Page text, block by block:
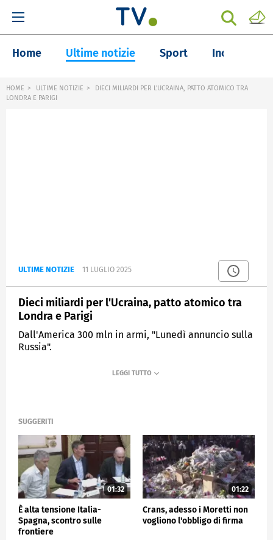
Home Ultime notizie Sport Inchieste
HOME ULTIME NOTIZIE
DIECI MILIARDI PER L'UCRAINA, PATTO ATOMICO TRA
LONDRA E PARIGI
ULTIME NOTIZIE 11 LUGLIO 2025
Dieci miliardi per l'Ucraina, patto atomico tra
Londra e Parigi
Dall'America 300 mln in armi, "Lunedì annuncio sulla
Russia".
SUGGERITI
01:32
È alta tensione Italia-
Spagna, scontro sulle
frontiere
01:22
Crans, adesso i Moretti non
vogliono l'obbligo di firma